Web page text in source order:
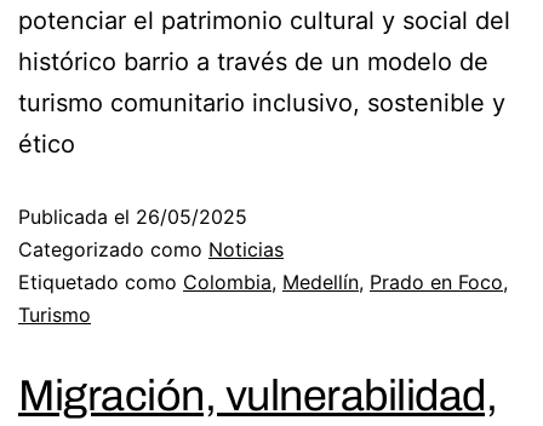
potenciar el patrimonio cultural y social del
histórico barrio a través de un modelo de
turismo comunitario inclusivo, sostenible y
ético
Publicada el 26/05/2025
Categorizado como Noticias
Etiquetado como Colombia, Medellín, Prado en Foco,
Turismo
Migración, vulnerabilidad,